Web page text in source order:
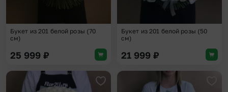
Букет из 201 белой розы (70
см)
25 999 ₽
Букет из 201 белой розы (50
см)
21 999 ₽